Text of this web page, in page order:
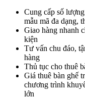
Cung cấp số
mẫu mã đa dạng,
Giao hàng nhanh
kiện
Tư vấn chu đáo,
hàng
Thủ tục cho thuê
Giá thuê bàn ghế
chương trình
lớn